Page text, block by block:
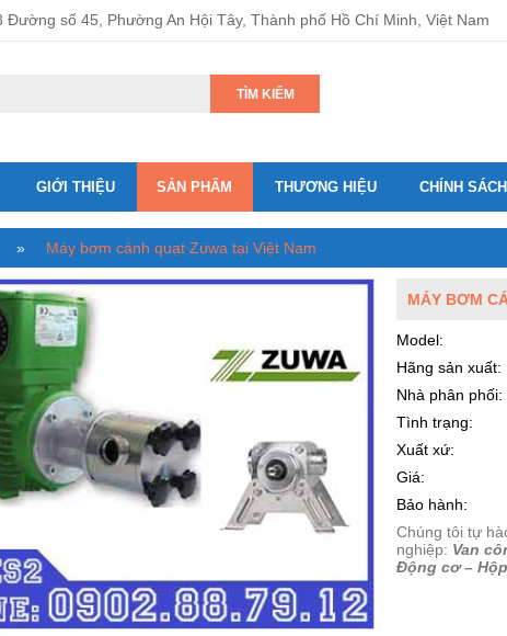
Đường số 45, Phường An Hội Tây, Thành phố Hồ Chí Minh, Việt Nam
TÌM KIẾM
GIỚI THIỆU SẢN PHẨM THƯƠNG HIỆU CHÍNH
» Máy bơm cánh quạt Zuwa tại Việt Nam
MÁY BƠM
Model:
Hãng sản xuất:
Nhà phân phối:
Tình trạng:
Xuất xứ:
Giá:
Bảo hành:
Chúng tôi tự
nghiệp: Van
Động cơ –